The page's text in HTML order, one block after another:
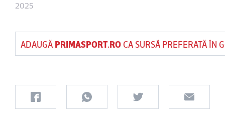
2025
ADAUGĂ PRIMASPORT.ROCA SURSĂ PREFERATĂ ÎN